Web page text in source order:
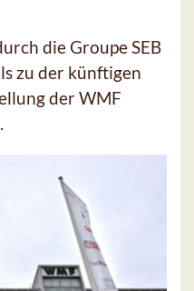
die Groupe SEB
zu der künftigen
der WMF